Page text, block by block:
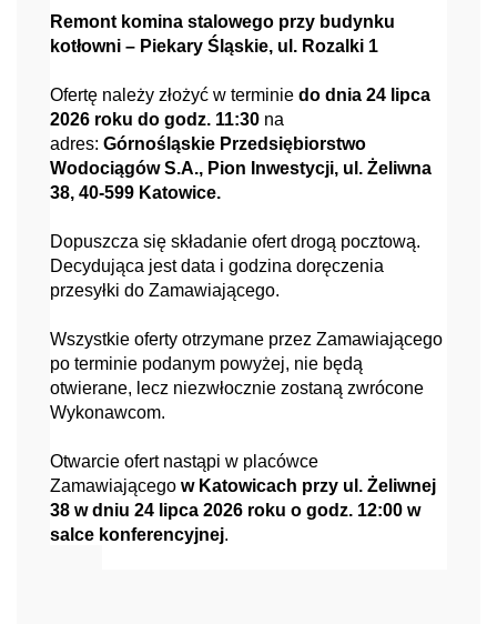
Remont komina stalowego przy budynku
kotłowni – Piekary Śląskie, ul. Rozalki 1
Ofertę należy złożyć w terminie do dnia 24 lipca
2026 roku do godz. 11:30 na
adres: Górnośląskie Przedsiębiorstwo
Wodociągów S.A., Pion Inwestycji, ul. Żeliwna
38, 40-599 Katowice.
Dopuszcza się składanie ofert drogą pocztową.
Decydująca jest data i godzina doręczenia
przesyłki do Zamawiającego.
Wszystkie oferty otrzymane przez Zamawiającego
po terminie podanym powyżej, nie będą
otwierane, lecz niezwłocznie zostaną zwrócone
Wykonawcom.
Otwarcie ofert nastąpi w placówce
Zamawiającego w Katowicach przy ul. Żeliwnej
38 w dniu 24 lipca 2026 roku o godz. 12:00 w
salce konferencyjnej.